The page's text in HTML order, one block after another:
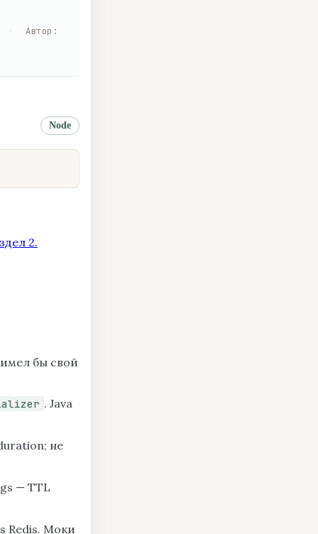
Автор :
Node
2.
бы свой
. Java
не
— TTL
Redis. Моки